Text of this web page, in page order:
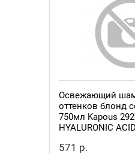
Освежающий
оттенков блонд
750мл Kapous
HYALURONIC ACID
571 р.